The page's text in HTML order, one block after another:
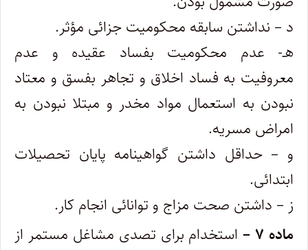
‌د – نداشتن سابقه محکومیت جزائی مؤثر.
هـ- عدم محکومیت بفساد عقیده و عدم
معروفیت به فساد اخلاق و تجاهر بفسق و معتاد
نبودن به استعمال مواد مخدر و مبتلا نبودن به
امراض‌ مسریه.
‌و – حداقل داشتن گواهینامه پایان تحصیلات
ابتدائی.
‌ز – داشتن صحت مزاج و توانائی انجام کار.
ماده ۷ –
استخدام برای تصدی مشاغل مستمر از